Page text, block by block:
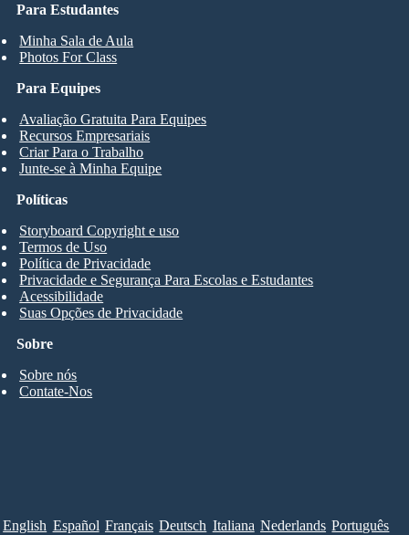
Para Estudantes
Minha Sala de Aula
Photos For Class
Para Equipes
Avaliação Gratuita Para Equipes
Recursos Empresariais
Criar Para o Trabalho
Junte-se à Minha Equipe
Sobre
Sobre nós
Contate-Nos
Políticas
Storyboard Copyright e uso
Termos de Uso
Política de Privacidade
Privacidade e Segurança Para Escolas e Estudantes
Acessibilidade
Suas Opções de Privacidade
English Español Français Deutsch Italiana Nederlands Português